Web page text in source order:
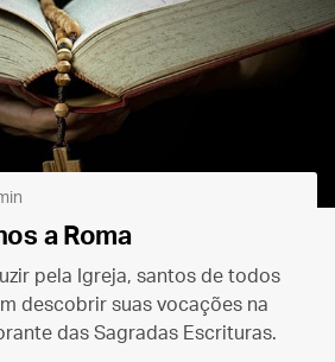
a Roma
pela Igreja, santos de todos
descobrir suas vocações na
das Sagradas Escrituras.